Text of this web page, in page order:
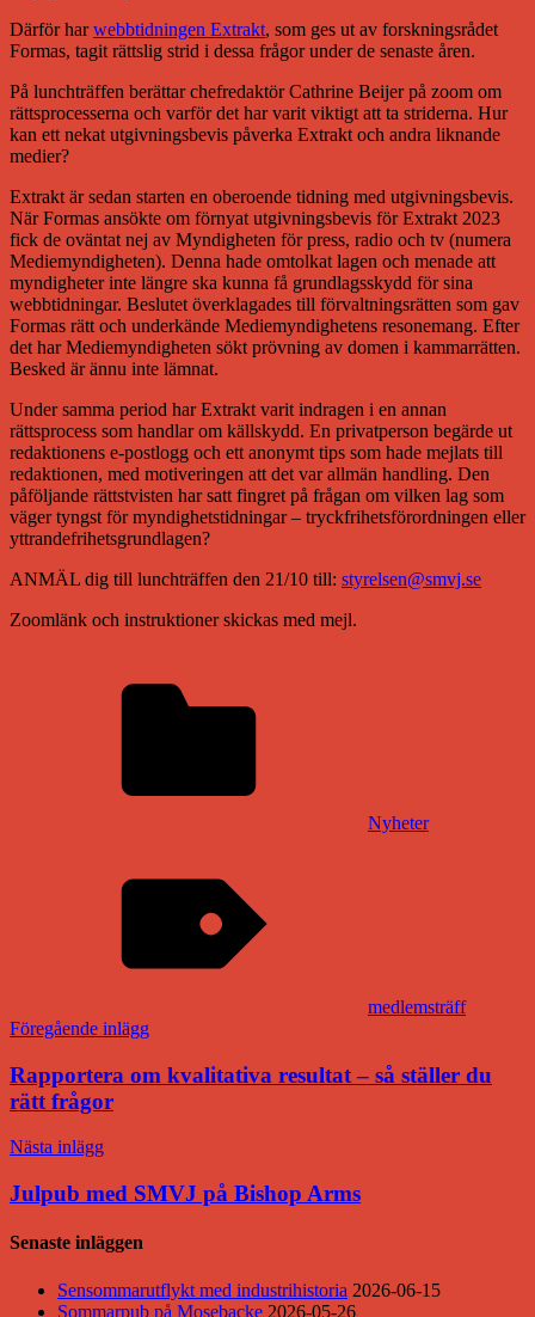
Därför harwebbtidningen Extrakt, som ges ut av forskningsrådet
Formas, tagit rättslig strid i dessa frågor under de senaste åren.
På lunchträffen berättar chefredaktör Cathrine Beijer på zoom om
rättsprocesserna och varför det har varit viktigt att ta striderna. Hur
kan ett nekat utgivningsbevis påverka Extrakt och andra liknande
medier?
Extrakt är sedan starten en oberoende tidning med utgivningsbevis.
När Formas ansökte om förnyat utgivningsbevis för Extrakt 2023
fick de oväntat nej av Myndigheten för press, radio och tv (numera
Mediemyndigheten). Denna hade omtolkat lagen och menade att
myndigheter inte längre ska kunna få grundlagsskydd för sina
webbtidningar. Beslutet överklagades till förvaltningsrätten som gav
Formas rätt och underkände Mediemyndighetens resonemang. Efter
det har Mediemyndigheten sökt prövning av domen i kammarrätten.
Besked är ännu inte lämnat.
Under samma period har Extrakt varit indragen i en annan
rättsprocess som handlar om källskydd. En privatperson begärde ut
redaktionens e-postlogg och ett anonymt tips som hade mejlats till
redaktionen, med motiveringen att det var allmän handling. Den
påföljande rättstvisten har satt fingret på frågan om vilken lag som
väger tyngst för myndighetstidningar – tryckfrihetsförordningen eller
yttrandefrihetsgrundlagen?
ANMÄL dig till lunchträffen den 21/10 till: styrelsen@smvj.se
Zoomlänk och instruktioner skickas med mejl.
Nyheter
medlemsträff
Inläggsnavigering
Föregående inlägg
Rapportera om kvalitativa resultat – så ställer du
rätt frågor
Nästa inlägg
Julpub med SMVJ på Bishop Arms
Senaste inläggen
Sensommarutflykt med industrihistoria 2026-06-15
Sommarpub på Mosebacke 2026-05-26